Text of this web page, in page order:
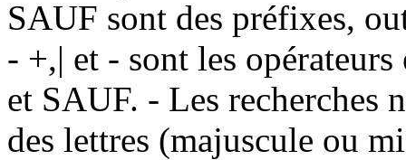
SAUF sont des préfixes,
- +,| et - sont les
et SAUF. - Les recherches
des lettres (majuscule ou